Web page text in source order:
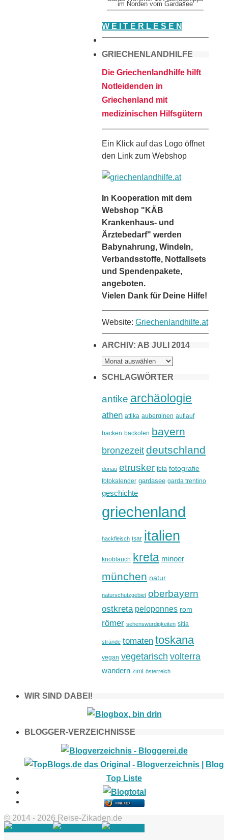
im Norden vom Gardasee
W E I T E R L E S E N
GRIECHENLANDHILFE
Die Griechenlandhilfe hilft
Notleidenden in
Griechenland mit
medizinischen Hilfsgütern
Ein Klick auf das Logo öffnet
den Link zum Webshop
In Kooperation mit dem
Webshop "KÄB
Krankenhaus- und
Ärztebedarf" werden
Babynahrung, Windeln,
Verbandsstoffe, Notfallsets
und Spendenpakete,
angeboten.
Vielen Dank für Deine Hilfe!
Website: Griechenlandhilfe.at
ARCHIV: AB JULI 2014
ARCHIV:
AB
2014
SCHLAGWÖRTER
antike archäologie
athen attika auberginen auflauf
backen backofen bayern
bronzezeit deutschland
donau etrusker feta fotografie
fotokalender gardasee garda trentino
geschichte
griechenland
hackfleisch isar italien
knoblauch kreta minoer
münchen natur
naturschutzgebiet oberbayern
ostkreta peloponnes rom
römer sehenswürdigkeiten sitia
strände tomaten toskana
vegan vegetarisch volterra
wandern zimt österreich
WIR SIND DABEI!
BLOGGER-VERZEICHNISSE
FIREFOX
© 2014 - 2026 Reise-Zikaden.de